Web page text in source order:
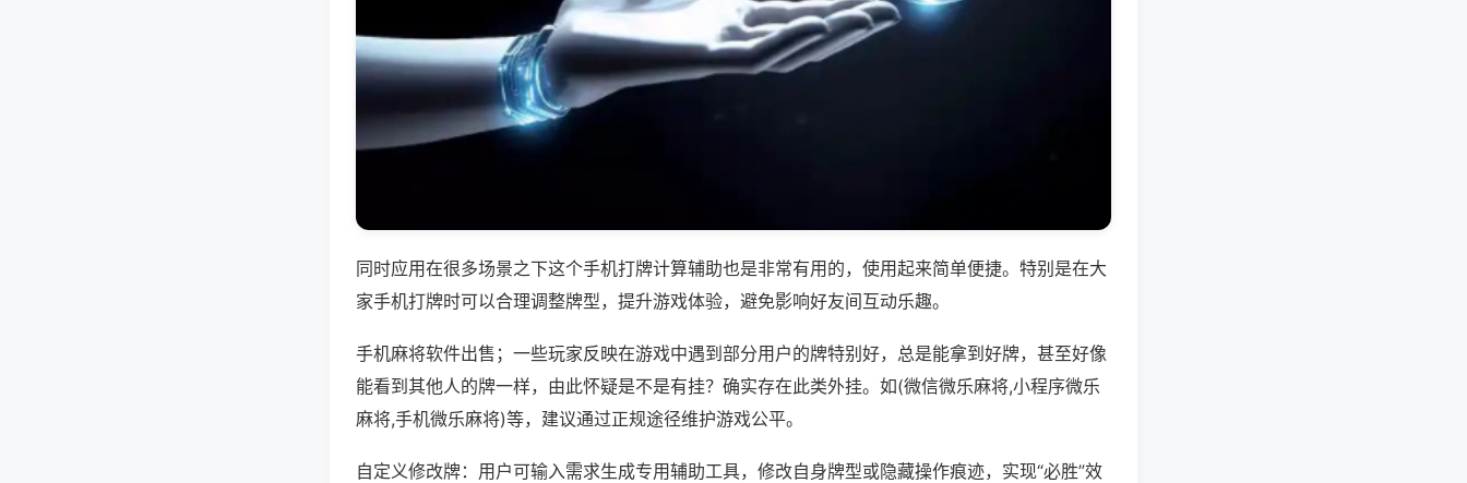
同时应用在很多场景之下这个手机打牌计算辅助也是非常有用的，使用起来简单便捷。特别是在大
家手机打牌时可以合理调整牌型，提升游戏体验，避免影响好友间互动乐趣。
手机麻将软件出售；一些玩家反映在游戏中遇到部分用户的牌特别好，总是能拿到好牌，甚至好像
能看到其他人的牌一样，由此怀疑是不是有挂？确实存在此类外挂。如(微信微乐麻将,小程序微乐
麻将,手机微乐麻将)等，建议通过正规途径维护游戏公平。
自定义修改牌：用户可输入需求生成专用辅助工具，修改自身牌型或隐藏操作痕迹，实现“必胜”效